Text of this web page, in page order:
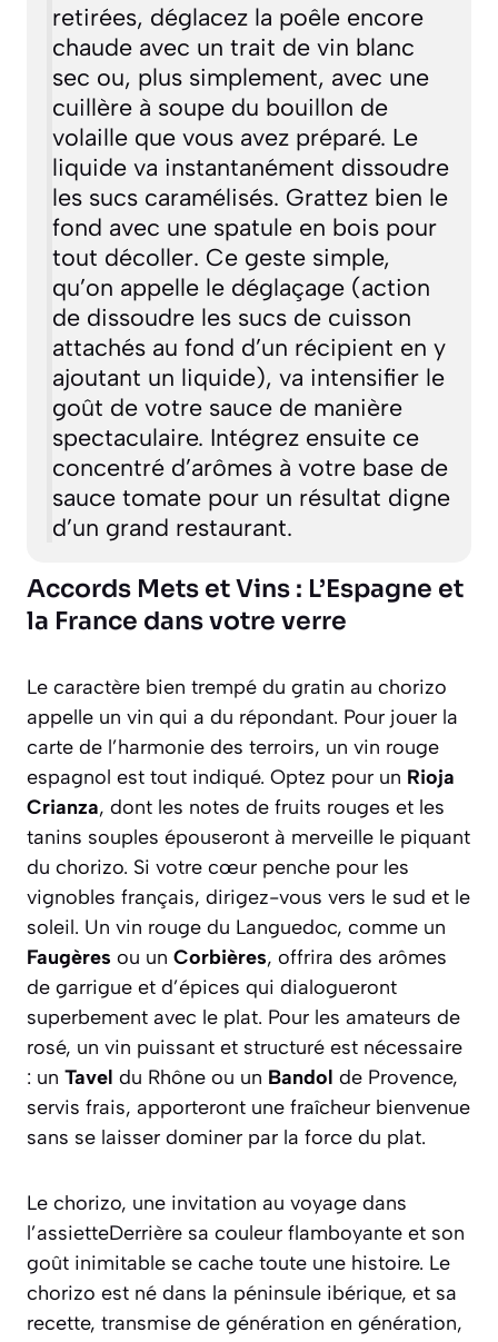
retirées, déglacez la poêle encore
chaude avec un trait de vin blanc
sec ou, plus simplement, avec une
cuillère à soupe du bouillon de
volaille que vous avez préparé. Le
liquide va instantanément dissoudre
les sucs caramélisés. Grattez bien le
fond avec une spatule en bois pour
tout décoller. Ce geste simple,
qu’on appelle le déglaçage (action
de dissoudre les sucs de cuisson
attachés au fond d’un récipient en y
ajoutant un liquide), va intensifier le
goût de votre sauce de manière
spectaculaire. Intégrez ensuite ce
concentré d’arômes à votre base de
sauce tomate pour un résultat digne
d’un grand restaurant.
Accords Mets et Vins : L’Espagne et
la France dans votre verre
Le caractère bien trempé du gratin au chorizo
appelle un vin qui a du répondant. Pour jouer la
carte de l’harmonie des terroirs, un vin rouge
espagnol est tout indiqué. Optez pour un Rioja
Crianza, dont les notes de fruits rouges et les
tanins souples épouseront à merveille le piquant
du chorizo. Si votre cœur penche pour les
vignobles français, dirigez-vous vers le sud et le
soleil. Un vin rouge du Languedoc, comme un
Faugères ou un Corbières, offrira des arômes
de garrigue et d’épices qui dialogueront
superbement avec le plat. Pour les amateurs de
rosé, un vin puissant et structuré est nécessaire
: un Tavel du Rhône ou un Bandol de Provence,
servis frais, apporteront une fraîcheur bienvenue
sans se laisser dominer par la force du plat.
Le chorizo, une invitation au voyage dans
l’assietteDerrière sa couleur flamboyante et son
goût inimitable se cache toute une histoire. Le
chorizo est né dans la péninsule ibérique, et sa
recette, transmise de génération en génération,